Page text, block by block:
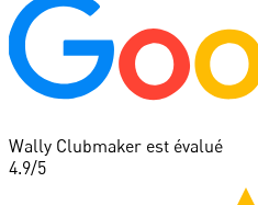
Wally Clubmaker est évalué
4.9/5